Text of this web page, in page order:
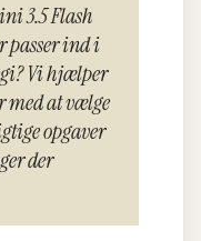
3.5 Flash
passer ind i
Vi hjælper
med at vælge
opgaver
der